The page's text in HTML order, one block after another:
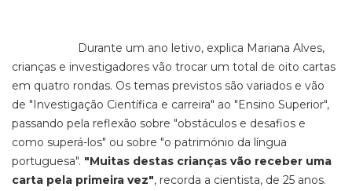
Durante um ano letivo, explica Mariana Alves,
crianças e investigadores vão trocar um total de oito cartas
em quatro rondas. Os temas previstos são variados e vão
de "Investigação Científica e carreira" ao "Ensino Superior",
passando pela reflexão sobre "obstáculos e desafios e
como superá-los" ou sobre "o património da língua
portuguesa". "Muitas destas crianças vão receber uma
carta pela primeira vez", recorda a cientista, de 25 anos.